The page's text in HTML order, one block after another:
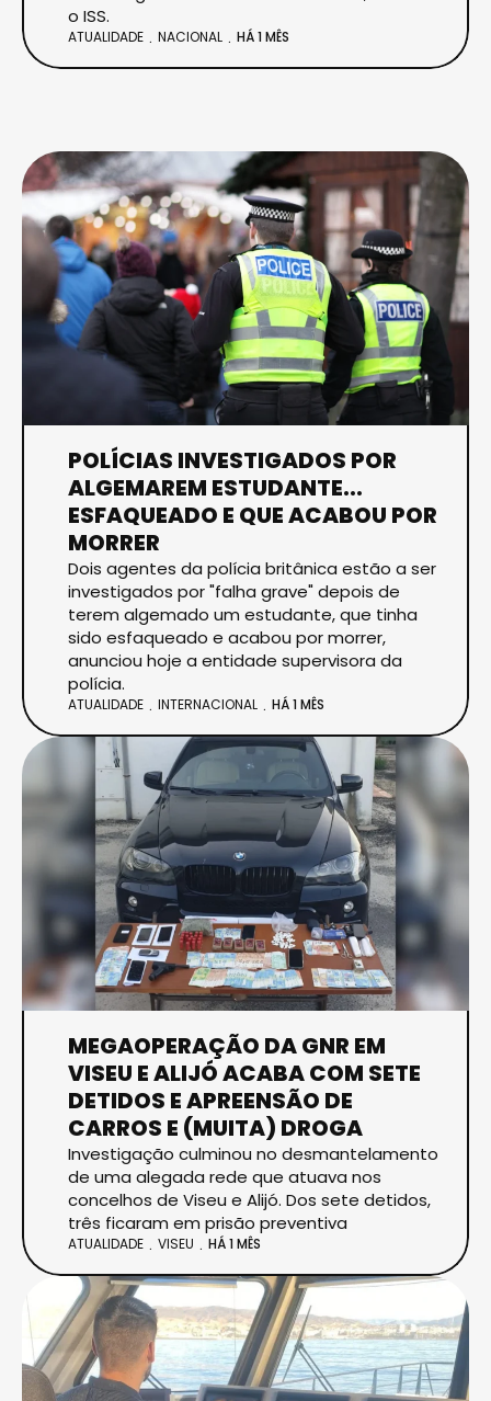
o ISS.
ATUALIDADE NACIONAL HÁ 1 MÊS
POLÍCIAS INVESTIGADOS POR
ALGEMAREM ESTUDANTE...
ESFAQUEADO E QUE ACABOU POR
MORRER
Dois agentes da polícia britânica estão a ser
investigados por "falha grave" depois de
terem algemado um estudante, que tinha
sido esfaqueado e acabou por morrer,
anunciou hoje a entidade supervisora da
polícia.
ATUALIDADE INTERNACIONAL HÁ 1 MÊS
MEGAOPERAÇÃO DA GNR EM
VISEU E ALIJÓ ACABA COM SETE
DETIDOS E APREENSÃO DE
CARROS E (MUITA) DROGA
Investigação culminou no desmantelamento
de uma alegada rede que atuava nos
concelhos de Viseu e Alijó. Dos sete detidos,
três ficaram em prisão preventiva
ATUALIDADE VISEU HÁ 1 MÊS